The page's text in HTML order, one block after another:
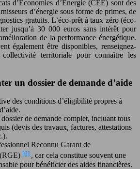
d’Économies d’Énergie (CEE) sont des
d’énergie sous forme de primes, de
gratuits. L’éco-prêt à taux zéro (éco-
jusqu’à 30 000 euros sans intérêt pour
de la performance énergétique.
également être disponibles, renseignez-
territoriale pour connaître les
un dossier de demande d’aide
des conditions d’éligibilité propres à
de demande complet, incluant tous
(devis des travaux, factures, attestations
Reconnu Garant de
[6] , car cela constitue souvent une
pour bénéficier des aides financières.